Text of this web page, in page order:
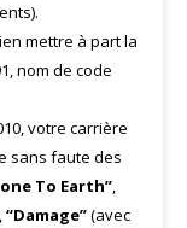
mettre à part la
nom de code
votre carrière
sans faute des
To Earth”,
,“Damage”(avec